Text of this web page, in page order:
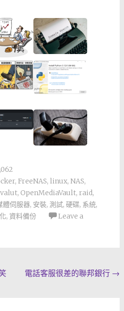
, FreeNAS, linux, NAS,
, OpenMediaVault, raid,
體伺服器, 安裝, 測試, 硬碟, 系統,
, 資料備份
Leave a
電話客服很差的聯邦銀行 →